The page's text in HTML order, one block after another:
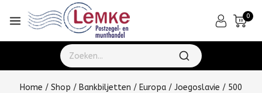
0
Home / Shop / Bankbiljetten / Europa / Joegoslavie / 500